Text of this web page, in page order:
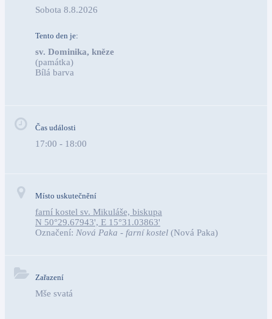
Sobota 8.8.2026
Tento den je:
sv. Dominika, kněze
(památka)
Bílá barva
Čas události
17:00 - 18:00
Místo uskutečnění
farní kostel sv. Mikuláše, biskupa
N 50°29.67943', E 15°31.03863'
Označení: Nová Paka - farní kostel (Nová Paka)
Zařazení
Mše svatá